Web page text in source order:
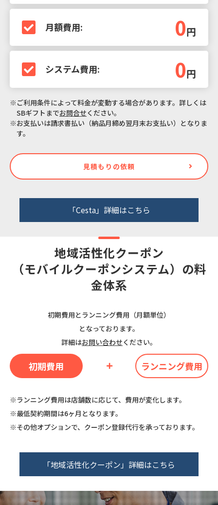
月額費用: 0円
システム費用: 0円
※ご利用条件によって料金が変動する場合があります。詳しくは
SBギフトまでお問合せください。
※お支払いは請求書払い（納品月締め翌月末お支払い）となりま
す。
見積もりの依頼
「Cesta」詳細はこちら
地域活性化クーポン
（モバイルクーポンシステム）の料
⾦体系
初期費⽤とランニング費⽤（⽉額単位）
となっております。
詳細はお問い合わせください。
初期費⽤ ランニング費⽤
※ランニング費⽤は店舗数に応じて、費⽤が変化します。
※最低契約期間は6ヶ月となります。
※その他オプションで、クーポン登録代⾏を承っております。
「地域活性化クーポン」詳細はこちら